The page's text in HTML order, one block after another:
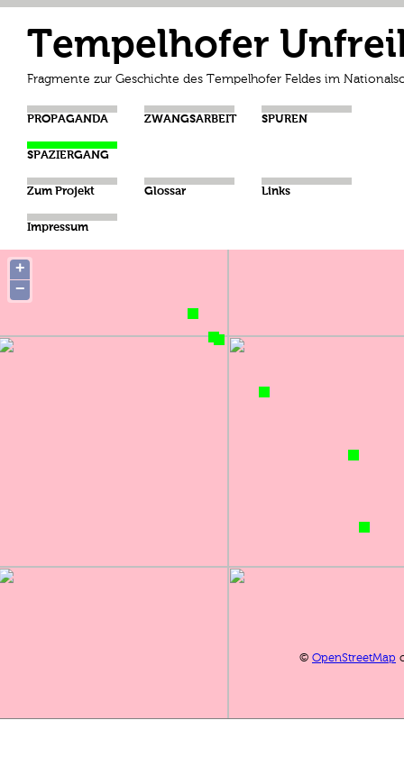
Tempelhofer
Fragmente zur Geschichte des Tempelhofer Feldes im
PROPAGANDA ZWANGSARBEIT SPUREN
SPAZIERGANG
Zum Projekt Glossar Links
Impressum
+
−
© OpenStreetMap